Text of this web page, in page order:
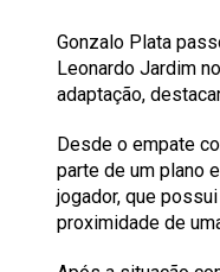
Gonzalo Plata
Leonardo Jardim
adaptação,
Desde o empate
parte de um plano
jogador, que
proximidade de